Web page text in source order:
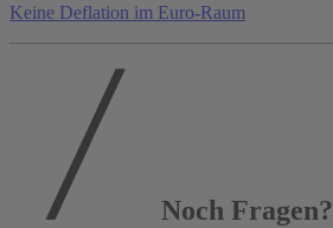
Keine Deflation im Euro-Raum
Noch Fragen?